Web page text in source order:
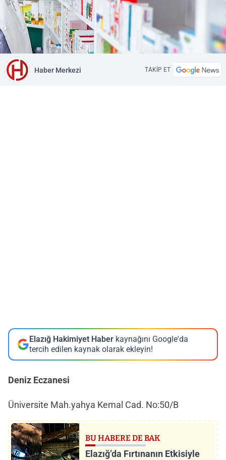
Haber Merkezi TAKİP ET
Elazığ Hakimiyet Haber kaynağını Google'da
tercih edilen kaynak olarak ekleyin!
Deniz Eczanesi
Üniversite Mah.yahya Kemal Cad. No:50/B
BU HABERE DE BAK
Elazığ’da Fırtınanın Etkisiyle